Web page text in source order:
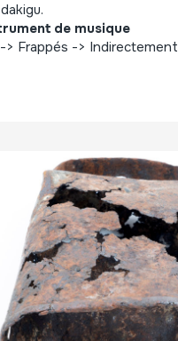
de musique
> Frappés -> Indirectement